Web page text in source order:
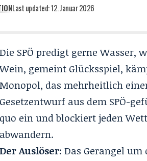
Last updated: 12. Januar 2026
Die SPÖ predigt gerne Wasser,
Wein, gemeint Glücksspiel,
Monopol, das mehrheitlich
Gesetzentwurf aus dem SPÖ-
quo ein und blockiert jeden
abwandern.
Der Auslöser: Das Gerangel